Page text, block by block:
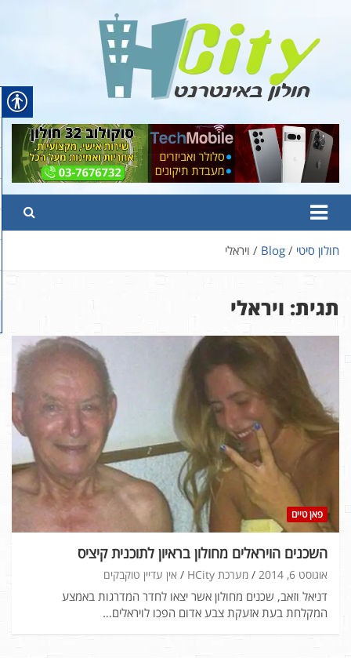
content
Hcity – חולון באינטרנט
פורטל החדשות והמידע של חולון
חולון סיטי Blog ויראלי
תגית: ויראלי
פאן טיים
השכנים הויראלים מחולון בראיון לתוכנית קיציס
אוגוסט 6, 2014 מערכת HCity אין עדיין טוקבקים
דניאל וזאב, שכנים מחולון אשר יצאו לחדר המדרגות באמצע
המקלחת בעת אזעקת צבע אדום הפכו לויראלים…